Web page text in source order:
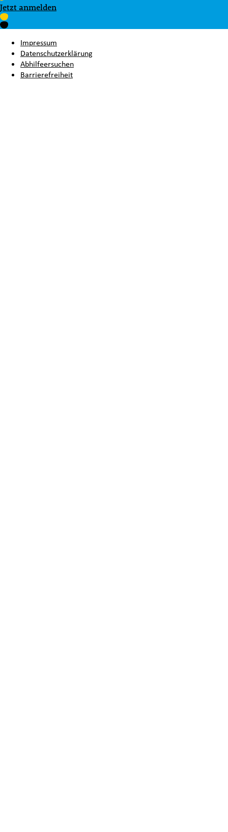
Jetzt anmelden
Impressum
Datenschutzerklärung
Abhilfeersuchen
Barrierefreiheit